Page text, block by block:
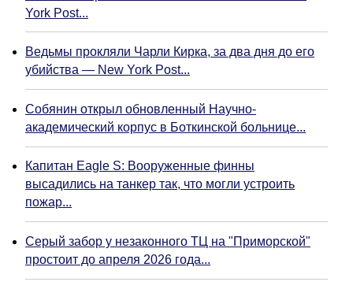
York Post...
Ведьмы прокляли Чарли Кирка, за два дня до его
убийства — New York Post...
Собянин открыл обновленный Научно-
академический корпус в Боткинской больнице...
Капитан Eagle S: Вооруженные финны
высадились на танкер так, что могли устроить
пожар...
Серый забор у незаконного ТЦ на "Приморской"
простоит до апреля 2026 года...